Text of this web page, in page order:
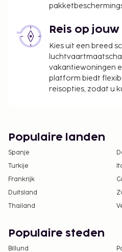
Reis op
Kies uit een breed
vakantiewoningen
platform biedt
reisopties, zodat u
Populaire landen
Spanje
Turkije
Frankrijk
Duitsland
Thailand
Populaire steden
Billund